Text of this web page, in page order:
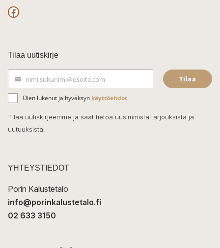
F
c
e
b
o
o
k
Tilaa uutiskirje
ä
h
k
p
t
nimi.sukunimi@osoite.com Tilaa
Olen lukenut ja hyväksyn käyttöehdot.
Tilaa uutiskirjeemme ja saat tietoa uusimmista tarjouksista ja
uutuuksista!
YHTEYSTIEDOT
Porin Kalustetalo
info@porinkalustetalo.fi
02 633 3150